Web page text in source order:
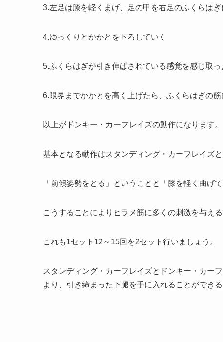
3.左足は膝を軽くまげ、足の甲を右足のふくらはぎ
4.ゆっくりとかかとを下ろしていく
5.ふくらはぎが引き伸ばされている感覚を感じ取
6.限界までかかとを高く上げたら、ふくらはぎの
以上がドンキー・カーフレイズの動作になります。
基本となる動作はスタンディング・カーフレイズ
「前傾姿勢をとる」ということと「膝を軽く曲げ
こうすることによりヒラメ筋に多くの刺激を与え
これも1セット12～15回を2セット行いましょう。
スタンディング・カーフレイズとドンキー・カー
より、引き締まった下腿を手に入れることができる